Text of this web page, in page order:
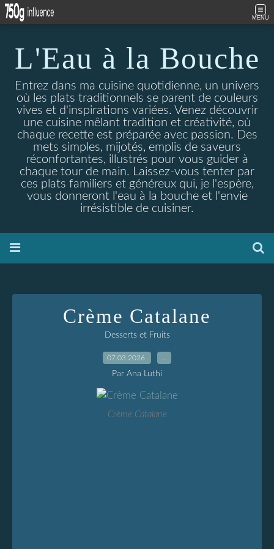
MENU
L'Eau à la Bouche
Entrez dans ma cuisine quotidienne, un univers
où les plats traditionnels se parent de couleurs
vives et d'inspirations variées. Venez découvrir
une cuisine mêlant tradition et créativité, où
chaque recette est préparée avec passion. Des
mets simples, mijotés, emplis de saveurs
réconfortantes, illustrés pour vous guider à
chaque tour de main. Laissez-vous tenter par
ces plats familiers et généreux qui, je l'espère,
vous donneront l'eau à la bouche et l'envie
irrésistible de cuisiner.
Crème Catalane
Desserts et Fruits
07.03.2026
Par Ana Luthi
Crème Catalane